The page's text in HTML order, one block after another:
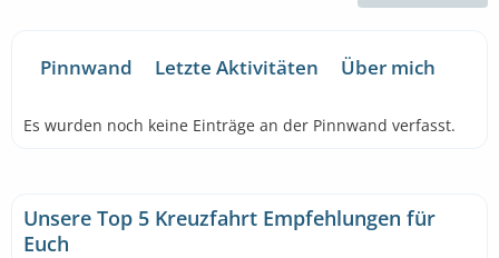
Pinnwand Letzte Aktivitäten Über mich
Es wurden noch keine Einträge an der Pinnwand verfasst.
Unsere Top 5 Kreuzfahrt Empfehlungen für
Euch